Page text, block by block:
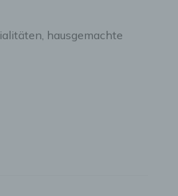
hausgemachte